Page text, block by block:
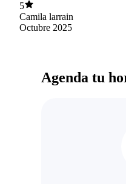
5
Camila larrain
Octubre 2025
Agenda tu